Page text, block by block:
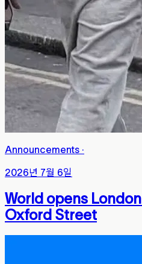
Announcements ·
2026년 7월 6일
World opens
Oxford Street